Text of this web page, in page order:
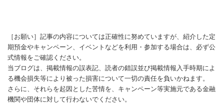
［お願い］記事の内容については正確性に努めていますが、紹介した定
期預金やキャンペーン、イベントなどを利用・参加する場合は、必ず公
式情報をご確認ください。
当ブログは、掲載情報の誤表記、読者の錯誤並び掲載情報入手時期によ
る機会損失等により被った損害について一切の責任を負いかねます。
さらに、それらを起因とした苦情を、キャンペーン等実施元である金融
機関や団体に対して行わないでください。